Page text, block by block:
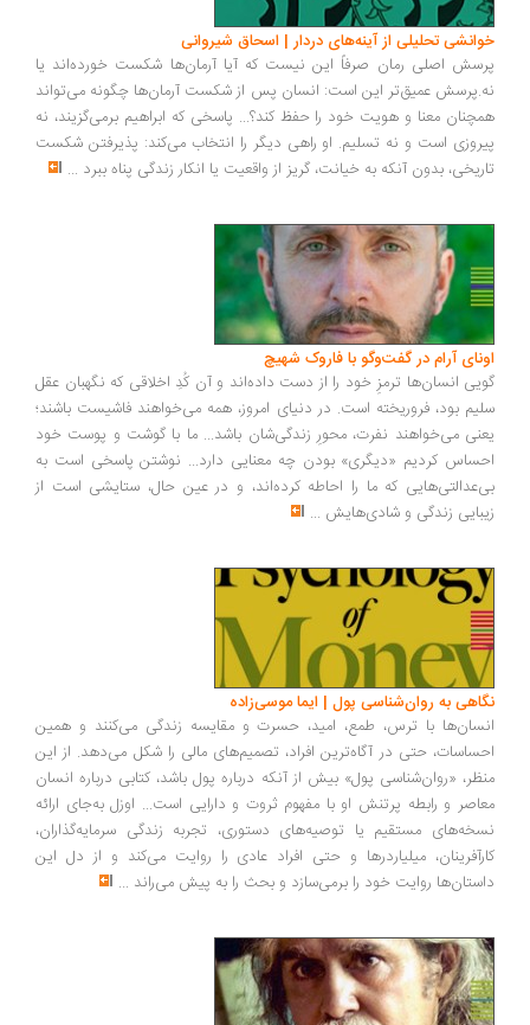
تحلیلی از آینه‌های دردار | اسحاق شیروانی
اصلی رمان صرفاً این نیست که آیا آرمان‌ها شکست خورده‌اند یا
عمیق‌تر این است: انسان پس از شکست آرمان‌ها چگونه می‌تواند
معنا و هویت خود را حفظ کند؟... پاسخی که ابراهیم برمی‌گزیند، نه
است و نه تسلیم. او راهی دیگر را انتخاب می‌کند: پذیرفتن شکست
بدون آنکه به خیانت، گریز از واقعیت یا انکار زندگی پناه ببرد...
آرام در گفت‌وگو با فاروک شهیچ‭
انسان‌ها ترمزِ خود را از دست داده‌اند و آن کُدِ اخلاقی که نگهبان عقل
بود، فروریخته است. در دنیای امروز، همه می‌خواهند فاشیست باشند؛
می‌خواهند نفرت، محورِ زندگی‌شان باشد... ما با گوشت و پوست خود
کردیم «دیگری» بودن چه معنایی دارد... نوشتن پاسخی است به
که ما را احاطه کرده‌اند، و در عین حال، ستایشی است از
زندگی و شادی‌هایش...
به روان‌شناسی پول | ایما موسی‌زاده
با ترس، طمع، امید، حسرت و مقایسه زندگی می‌کنند و همین
حتی در آگاه‌ترین افراد، تصمیم‌های مالی را شکل می‌دهد. از این
«روان‌شناسی پول» بیش از آنکه درباره پول باشد، کتابی درباره انسان
و رابطه پرتنش او با مفهوم ثروت و دارایی است... اوزل به‌جای ارائه
مستقیم یا توصیه‌های دستوری، تجربه زندگی سرمایه‌گذاران،
میلیاردرها و حتی افراد عادی را روایت می‌کند و از دل این
روایت خود را برمی‌سازد و بحث را به پیش می‌راند ...